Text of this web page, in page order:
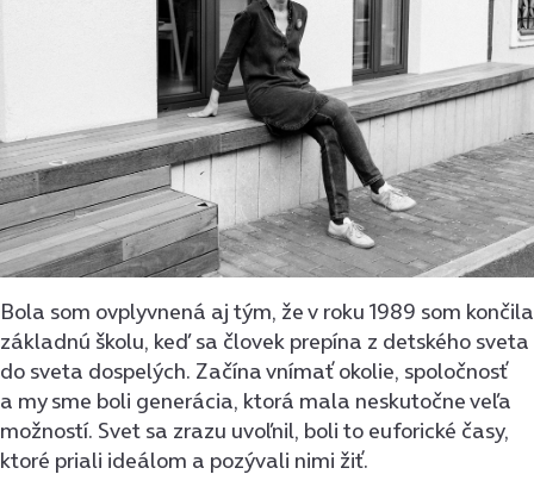
Bola som ovplyvnená aj tým, že v roku 1989 som končila
základnú školu, keď sa človek prepína z detského sveta
do sveta dospelých. Začína vnímať okolie, spoločnosť
a my sme boli generácia, ktorá mala neskutočne veľa
možností. Svet sa zrazu uvoľnil, boli to euforické časy,
ktoré priali ideálom a pozývali nimi žiť.